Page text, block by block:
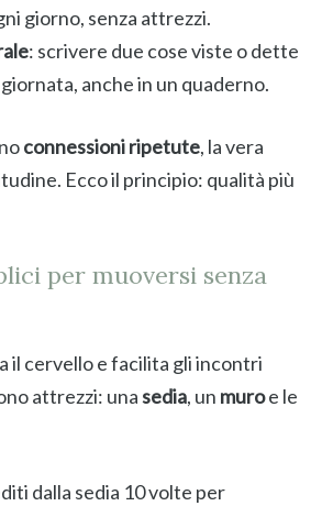
giorno, senza attrezzi.
: scrivere due cose viste o dette
anche in un quaderno.
connessioni ripetute, la vera
Ecco il principio: qualità più
per muoversi senza
il cervello e facilita gli incontri
attrezzi: unasedia, un muroe le
dalla sedia 10 volte per